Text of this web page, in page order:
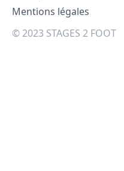
Mentions légales
© 2023 STAGES 2 FOOT